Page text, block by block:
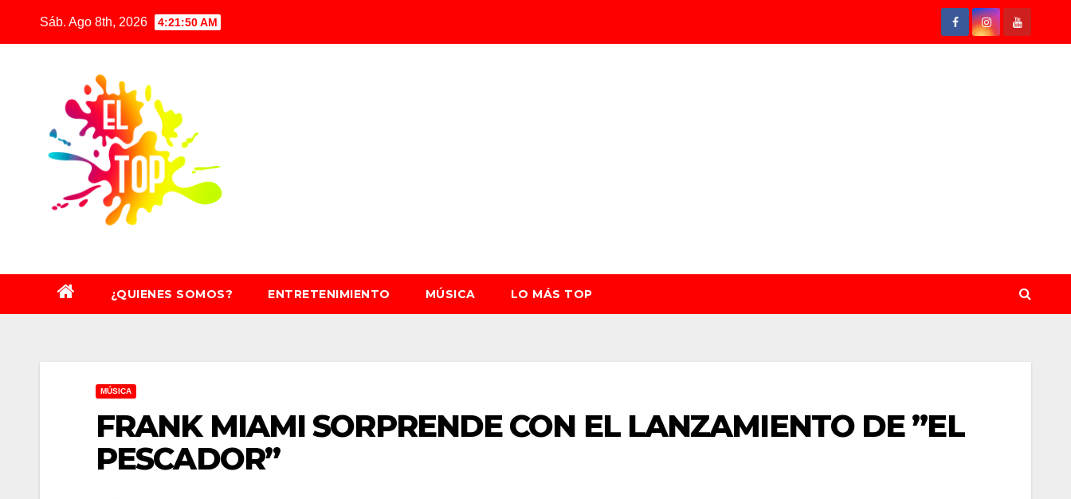
Sáb. Ago 8th, 2026 4:21:52 AM
¿QUIENES SOMOS? ENTRETENIMIENTO MÚSICA LO MÁS TOP
MÚSICA
FRANK MIAMI SORPRENDE CON EL LANZAMIENTO DE ”EL
PESCADOR”